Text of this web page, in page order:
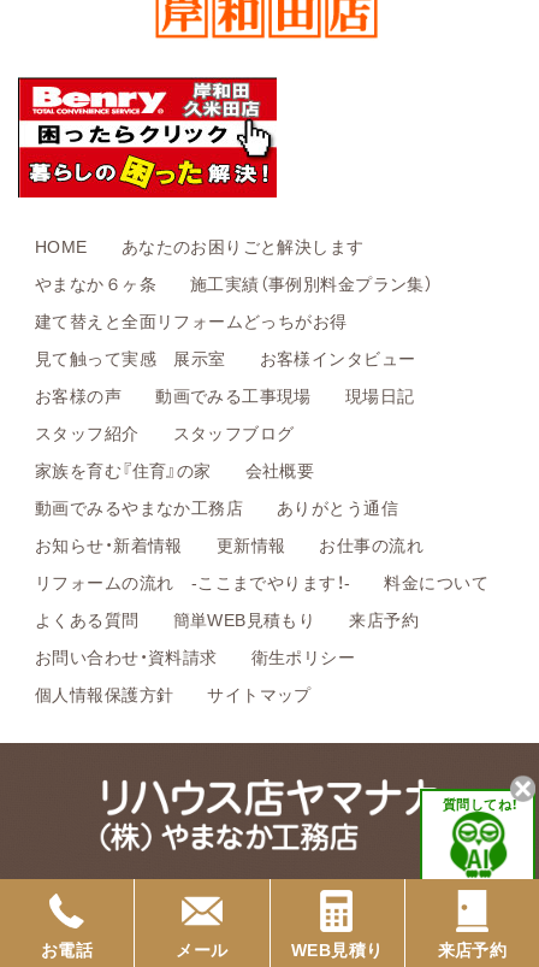
HOME
あなたのお困りごと解決します
やまなか６ヶ条
施工実績（事例別料金プラン集）
建て替えと全面リフォームどっちがお得
見て触って実感 展示室
お客様インタビュー
お客様の声
動画でみる工事現場
現場日記
スタッフ紹介
スタッフブログ
家族を育む『住育』の家
会社概要
動画でみるやまなか工務店
ありがとう通信
お知らせ・新着情報
更新情報
お仕事の流れ
リフォームの流れ -ここまでやります！-
料金について
よくある質問
簡単WEB見積もり
来店予約
お問い合わせ・資料請求
衛生ポリシー
個人情報保護方針
サイトマップ
〒596-0821 大阪府岸和田市小松里町142-2 OTビル2階
TEL.0120-103-718
©やまなか工務店
お電話 メール WEB見積り 来店予約
質問してね！